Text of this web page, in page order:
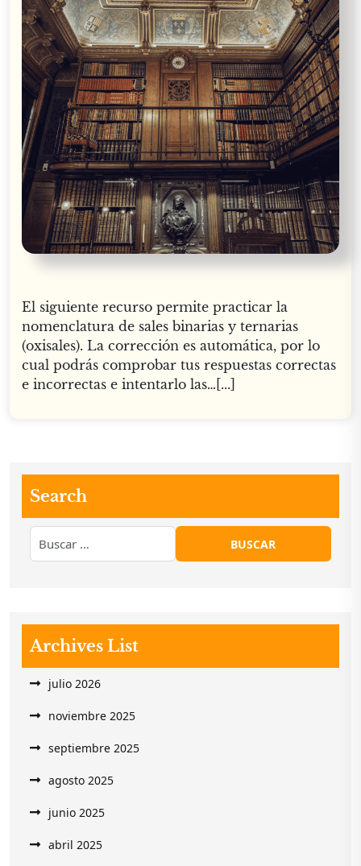
El siguiente recurso permite practicar la
nomenclatura de sales binarias y ternarias
(oxisales). La corrección es automática, por lo
cual podrás comprobar tus respuestas correctas
e incorrectas e intentarlo las…[...]
Search
Archives List
julio 2026
noviembre 2025
septiembre 2025
agosto 2025
junio 2025
abril 2025